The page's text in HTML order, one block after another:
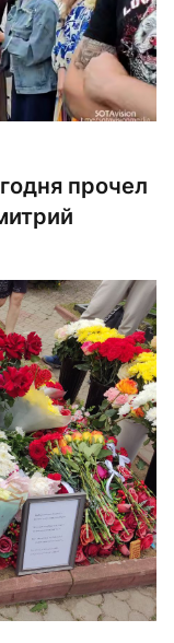
прочел